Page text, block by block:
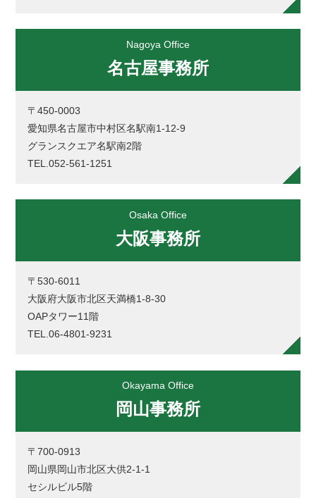
Nagoya Office
名古屋事務所
〒450-0003
愛知県名古屋市中村区名駅南1-12-9
グランスクエア名駅南2階
TEL.052-561-1251
Osaka Office
大阪事務所
〒530-6011
大阪府大阪市北区天満橋1-8-30
OAPタワー11階
TEL.06-4801-9231
Okayama Office
岡山事務所
〒700-0913
岡山県岡山市北区大供2-1-1
セシルビル5階